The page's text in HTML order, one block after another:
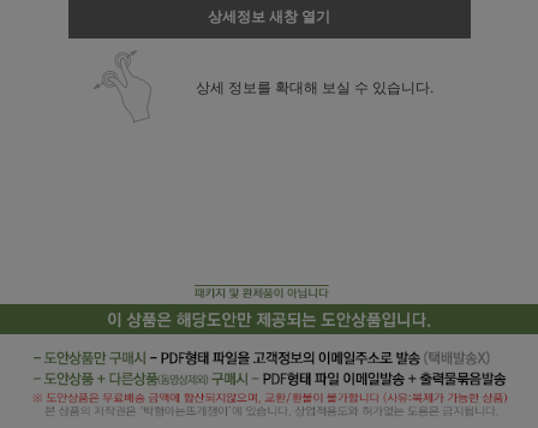
상세정보 새창 열기
상세 정보를 확대해 보실 수 있습니다.